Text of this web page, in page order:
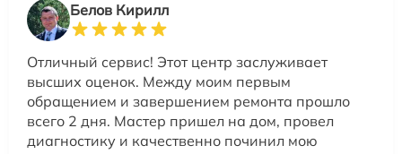
Белов Кирилл
Отличный сервис! Этот центр заслуживает
высших оценок. Между моим первым
обращением и завершением ремонта прошло
всего 2 дня. Мастер пришел на дом, провел
диагностику и качественно починил мою